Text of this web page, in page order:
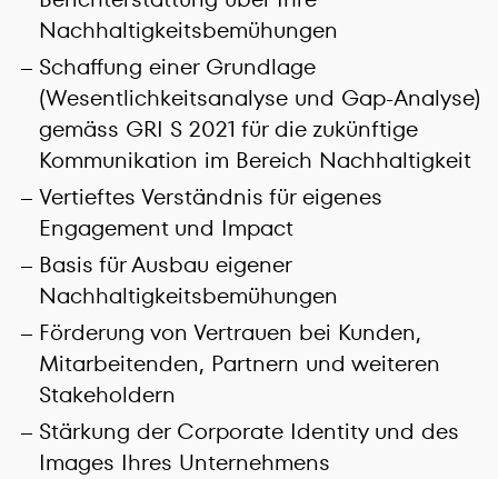
Nachhaltigkeitsbemühungen
Schaffung einer Grundlage
(Wesentlichkeitsanalyse und Gap-Analyse)
gemäss GRI S 2021 für die zukünftige
Kommunikation im Bereich Nachhaltigkeit
Vertieftes Verständnis für eigenes
Engagement und Impact
Basis für Ausbau eigener
Nachhaltigkeitsbemühungen
Förderung von Vertrauen bei Kunden,
Mitarbeitenden, Partnern und weiteren
Stakeholdern
Stärkung der Corporate Identity und des
Images Ihres Unternehmens